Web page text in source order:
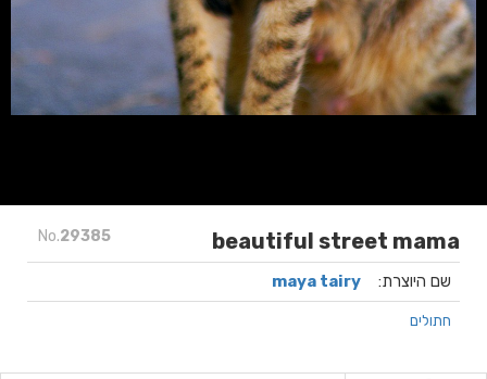
No.29385 beautiful street mama
שם היוצרת: maya tairy
חתולים